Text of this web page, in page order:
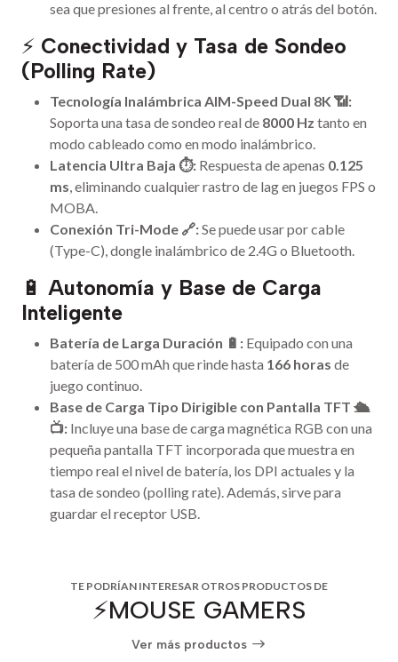
sea que presiones al frente, al centro o atrás del botón.
⚡ Conectividad y Tasa de Sondeo
(Polling Rate)
Tecnología Inalámbrica AIM-Speed Dual 8K 📶:
Soporta una tasa de sondeo real de 8000 Hz tanto en
modo cableado como en modo inalámbrico.
Latencia Ultra Baja ⏱️: Respuesta de apenas 0.125
ms, eliminando cualquier rastro de lag en juegos FPS o
MOBA.
Conexión Tri-Mode 🔗:Se puede usar por cable
(Type-C), dongle inalámbrico de 2.4G o Bluetooth.
🔋 Autonomía y Base de Carga
Inteligente
Batería de Larga Duración 🔋: Equipado con una
batería de 500 mAh que rinde hasta 166 horas de
juego continuo.
Base de Carga Tipo Dirigible con Pantalla TFT 🛳️
📺: Incluye una base de carga magnética RGB con una
pequeña pantalla TFT incorporada que muestra en
tiempo real el nivel de batería, los DPI actuales y la
tasa de sondeo (polling rate). Además, sirve para
guardar el receptor USB.
TE PODRÍAN INTERESAR OTROS PRODUCTOS DE
⚡️MOUSE GAMERS
Ver más productos